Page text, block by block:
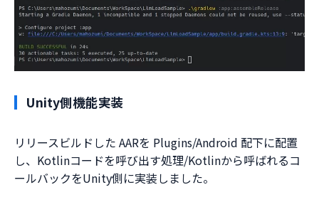
Unity側機能実装
リリースビルドした AARを Plugins/Android 配下に配置
し、Kotlinコードを呼び出す処理/Kotlinから呼ばれるコ
ールバックをUnity側に実装しました。